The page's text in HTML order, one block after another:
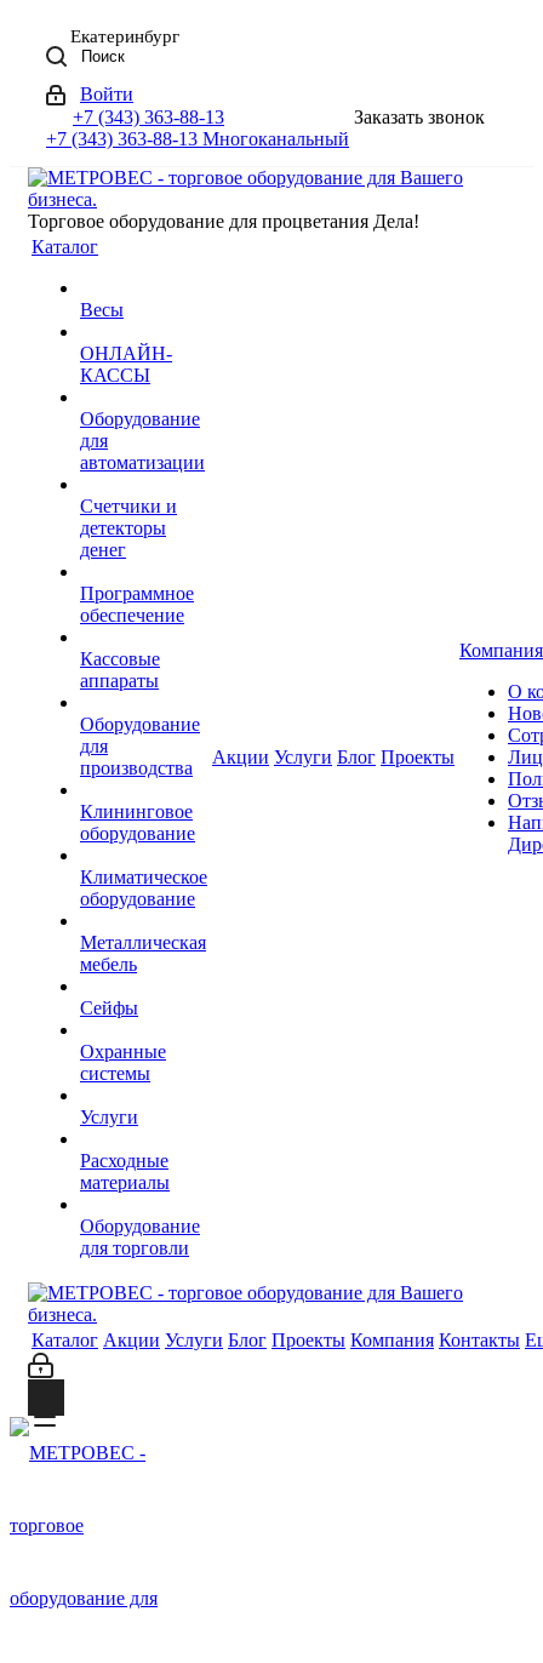
Екатеринбург
Поиск
Войти
+7 (343) 363-88-13
+7 (343) 363-88-13 Многоканальный
Заказать звонок
Торговое оборудование для процветания Дела!
Каталог
Весы
ОНЛАЙН-
КАССЫ
Оборудование
для
автоматизации
Счетчики и
детекторы
денег
Программное
обеспечение
Кассовые
аппараты
Оборудование
для
производства
Клининговое
оборудование
Климатическое
оборудование
Металлическая
мебель
Сейфы
Охранные
системы
Услуги
Расходные
материалы
Оборудование
для торговли
Акции Услуги Блог Проекты
Компания
О
Каталог Акции Услуги Блог Проекты Компания Контакты